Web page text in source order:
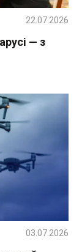
— з
22.07.2026
03.07.2026